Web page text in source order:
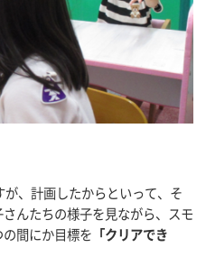
、計画したからといって、そ
んたちの様子を見ながら、スモ
間にか目標を 「クリアでき